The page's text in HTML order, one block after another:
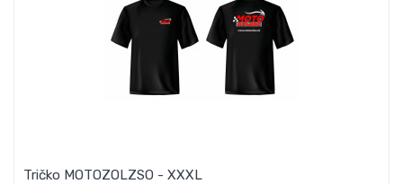
Tričko MOTOZOLZSO - XXXL